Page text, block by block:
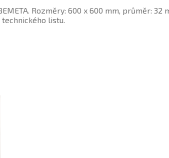
Rozměry: 600 x 600 mm, průměr:
listu.